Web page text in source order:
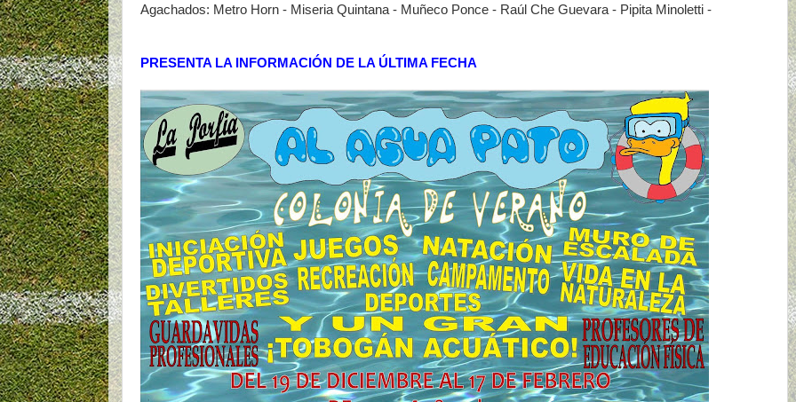
Agachados: Metro Horn - Miseria Quintana - Muñeco Ponce - Raúl Che Guevara - Pipita Minoletti -
PRESENTA LA INFORMACIÓN DE LA ÚLTIMA FECHA